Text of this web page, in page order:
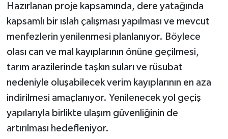
Hazırlanan proje kapsamında, dere yatağında
kapsamlı bir ıslah çalışması yapılması ve mevcut
menfezlerin yenilenmesi planlanıyor. Böylece
olası can ve mal kayıplarının önüne geçilmesi,
tarım arazilerinde taşkın suları ve rüsubat
nedeniyle oluşabilecek verim kayıplarının en aza
indirilmesi amaçlanıyor. Yenilenecek yol geçiş
yapılarıyla birlikte ulaşım güvenliğinin de
artırılması hedefleniyor.